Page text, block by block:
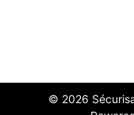
© 2026